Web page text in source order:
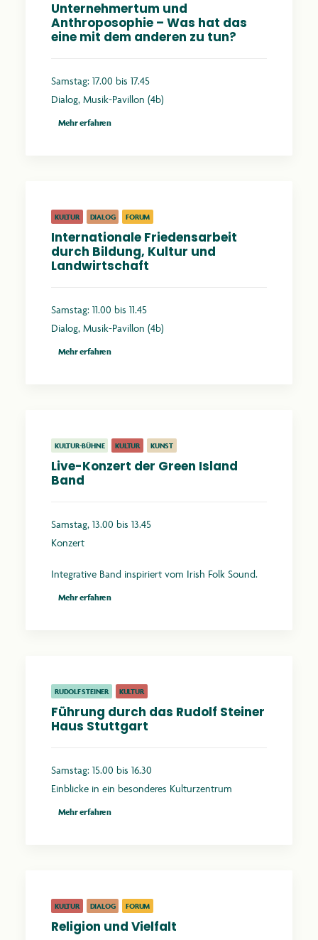
Unternehmertum und
Anthroposophie – Was hat das
eine mit dem anderen zu tun?
Samstag: 17.00 bis 17.45
Dialog, Musik-Pavillon (4b)
Mehr erfahren
KULTUR DIALOG FORUM
Internationale Friedensarbeit
durch Bildung, Kultur und
Landwirtschaft
Samstag: 11.00 bis 11.45
Dialog, Musik-Pavillon (4b)
Mehr erfahren
KULTUR-BÜHNE KULTUR KUNST
Live-Konzert der Green Island
Band
Samstag, 13.00 bis 13.45
Konzert
Integrative Band inspiriert vom Irish Folk Sound.
Mehr erfahren
RUDOLF STEINER KULTUR
Führung durch das Rudolf Steiner
Haus Stuttgart
Samstag: 15.00 bis 16.30
Einblicke in ein besonderes Kulturzentrum
Mehr erfahren
KULTUR DIALOG FORUM
Religion und Vielfalt